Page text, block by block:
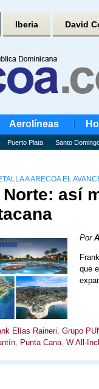
Iberia David
Aerolíneas
Puerto Plata Santo
A ARECOA EL
así
Por
que
Elías Raineri, Grupo
, Punta Cana, W All-